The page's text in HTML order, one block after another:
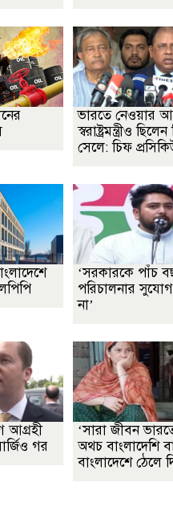
ভারতে নেওয়ার
স্বরাষ্ট্রমন্ত্রীও
সেলে: চিফ
‘সরকারকে পাঁচ
পরিচালনার
না’
আগ্রহী
গর
‘সারা জীবন
অথচ বাংলাদেশি
বাংলাদেশে ঠেলে